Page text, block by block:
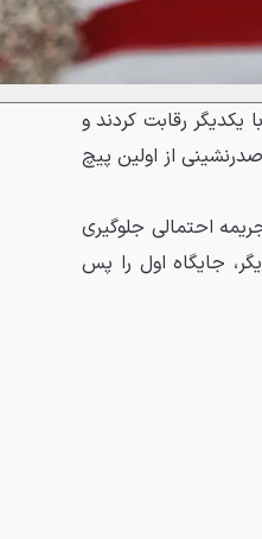
رقابت کردند و
از اولین پیچ
احتمالی جلوگیری
جایگاه اول را پس